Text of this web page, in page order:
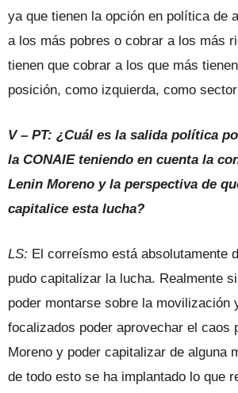
ya que tienen la opción en política de
a los más pobres o cobrar a los más
tienen que cobrar a los que más
posición, como izquierda, como
V – PT: ¿Cuál es la salida política
la CONAIE teniendo en cuenta la
Lenin Moreno y la perspectiva de
capitalice esta lucha?
LS: El correísmo está absolutamente
pudo capitalizar la lucha. Realmente
poder montarse sobre la movilización
focalizados poder aprovechar el caos
Moreno y poder capitalizar de alguna
de todo esto se ha implantado lo que